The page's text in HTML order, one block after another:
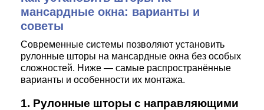
мансардные окна: варианты и
советы
Современные системы позволяют установить
рулонные шторы на мансардные окна без особых
сложностей. Ниже — самые распространённые
варианты и особенности их монтажа.
1. Рулонные шторы с направляющими